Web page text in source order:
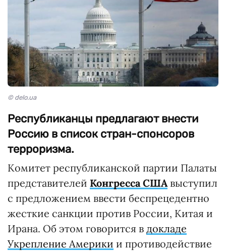
© delo.ua
Республиканцы предлагают внести
Россию в список стран-спонсоров
терроризма.
Комитет республиканской партии Палаты
представителей Конгресса СШАвыступил
с предложением ввести беспрецедентно
жесткие санкции против России, Китая и
Ирана. Об этом говорится в докладе
Укрепление Америки и противодействие